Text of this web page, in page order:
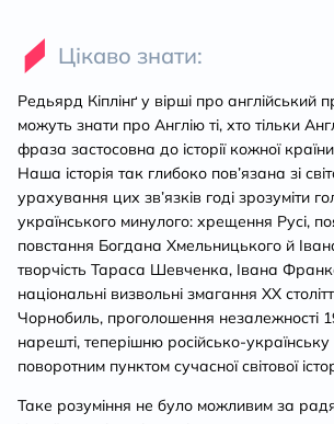
Цікаво знати:
Редьярд Кіплінґ у вірші про англійський
можуть знати про Англію ті, хто тільки
фраза застосовна до історії кожної
Наша історія так глибоко пов’язана зі
урахування цих зв’язків годі зрозуміти
українського минулого: хрещення Русі,
повстання Богдана Хмельницького й
творчість Тараса Шевченка, Івана
національні визвольні змагання ХХ
Чорнобиль, проголошення незалежності
нарешті, теперішню російсько-
поворотним пунктом сучасної світової
Таке розуміння не було можливим за